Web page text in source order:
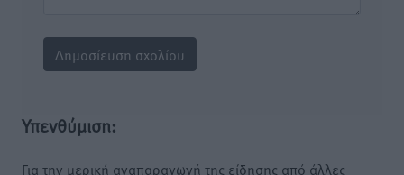
Υπενθύμιση:
Για την μερική αναπαραγωγή της είδησης από άλλες